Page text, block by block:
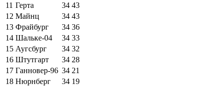
11 Герта 34 43
12 Майнц 34 43
13 Фрайбург 34 36
14 Шальке-04 34 33
15 Аугсбург 34 32
16 Штутгарт 34 28
17 Ганновер-96 34 21
18 Нюрнберг 34 19